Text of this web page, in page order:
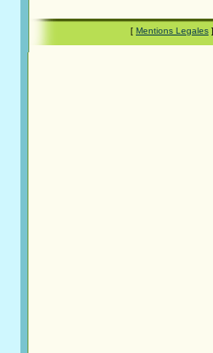
[ Mentions Legales